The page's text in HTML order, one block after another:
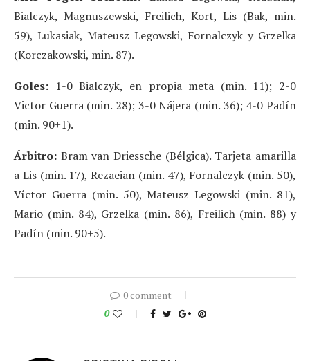
Bialczyk, Magnuszewski, Freilich, Kort, Lis (Bak, min.
59), Lukasiak, Mateusz Legowski, Fornalczyk y Grzelka
(Korczakowski, min. 87).
Goles: 1-0 Bialczyk, en propia meta (min. 11); 2-0
Victor Guerra (min. 28); 3-0 Nájera (min. 36); 4-0 Padín
(min. 90+1).
Árbitro: Bram van Driessche (Bélgica). Tarjeta amarilla
a Lis (min. 17), Rezaeian (min. 47), Fornalczyk (min. 50),
Víctor Guerra (min. 50), Mateusz Legowski (min. 81),
Mario (min. 84), Grzelka (min. 86), Freilich (min. 88) y
Padín (min. 90+5).
0 comment
0